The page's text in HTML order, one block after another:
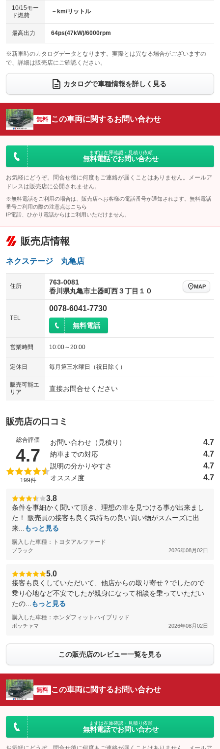
ベンチシート
：装備あり
チップアップシート
：装備あり
電動格納サードシート
：装備なし シートヒーター
：装備なし
ウォークスルー
電動リアゲート フロントカメラ
：装備あり
シートエアコン
：装備なし 全周囲カメラ
：装備なし
サイドカメラ
：装備なし ルーフレール
：装備なし
エアサスペンション ヘッドライトウォッシャー
10/15モー
ド燃費
－km/リットル
最高出力 64ps(47kW)/6000rpm
※新車時のカタログデータとなります。実際とは異なる場合がございますの
で、詳細は販売店にご確認ください。
カタログで車種情報を詳しく見る
無料 この車両に関するお問い合わせ
まずは在庫確認・見積り依頼
無料電話でお問い合わせ
お気軽にどうぞ。問合せ後に何度もご連絡が届くことはありません。メールア
ドレスは販売店に公開されません。
※無料電話をご利用の場合は、販売店へお客様の電話番号が通知されます。無料電話
番号ご利用の際の注意点は こちら
IP電話、ひかり電話からはご利用いただけません。
販売店情報
ネクステージ 丸亀店
住所
763-0081
香川県丸亀市土器町西３丁目１０
MAP
TEL
0078-6041-7730
無料電話
営業時間 10:00～20:00
定休日 毎月第三水曜日（祝日除く）
販売可能エ
リア
直接お問合せください
販売店の口コミ
総合評価
4.7 （5点満点中）
199件
お問い合わせ（見積り） 4.7
納車までの対応 4.7
説明の分かりやすさ 4.7
オススメ度 4.7
3.8
条件を事細かく聞いて頂き、理想の車を見つける事が出来まし
た！ 販売員の接客も良く気持ちの良い買い物がスムーズに出
来...
もっと見る
購入した車種：トヨタアルファード
ブラック 2026年08月02日
5.0
接客も良くしていただいて、他店からの取り寄せ？でしたので
乗り心地など不安でしたが親身になって相談を乗っていただい
たの...
もっと見る
購入した車種：ホンダフィットハイブリッド
ポッチャマ 2026年08月02日
この販売店のレビュー一覧を見る
無料 この車両に関するお問い合わせ
まずは在庫確認・見積り依頼
無料電話でお問い合わせ